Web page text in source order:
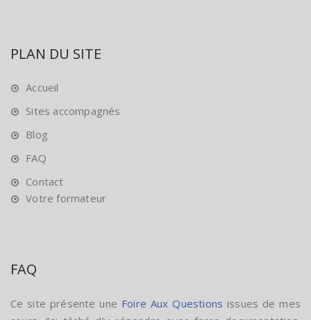
PLAN DU SITE
Accueil
Sites accompagnés
Blog
FAQ
Contact
Votre formateur
FAQ
Ce site présente une Foire Aux Questions issues de mes